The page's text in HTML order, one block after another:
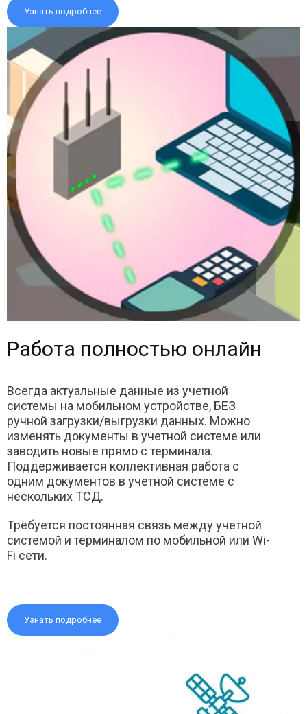
Узнать подробнее
Работа полностью онлайн
Всегда актуальные данные из учетной
системы на мобильном устройстве, БЕЗ
ручной загрузки/выгрузки данных. Можно
изменять документы в учетной системе или
заводить новые прямо с терминала.
Поддерживается коллективная работа с
одним документов в учетной системе с
нескольких ТСД.
Требуется постоянная связь между учетной
системой и терминалом по мобильной или Wi-
Fi сети.
Узнать подробнее